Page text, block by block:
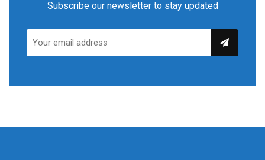
Subscribe our newsletter to stay updated